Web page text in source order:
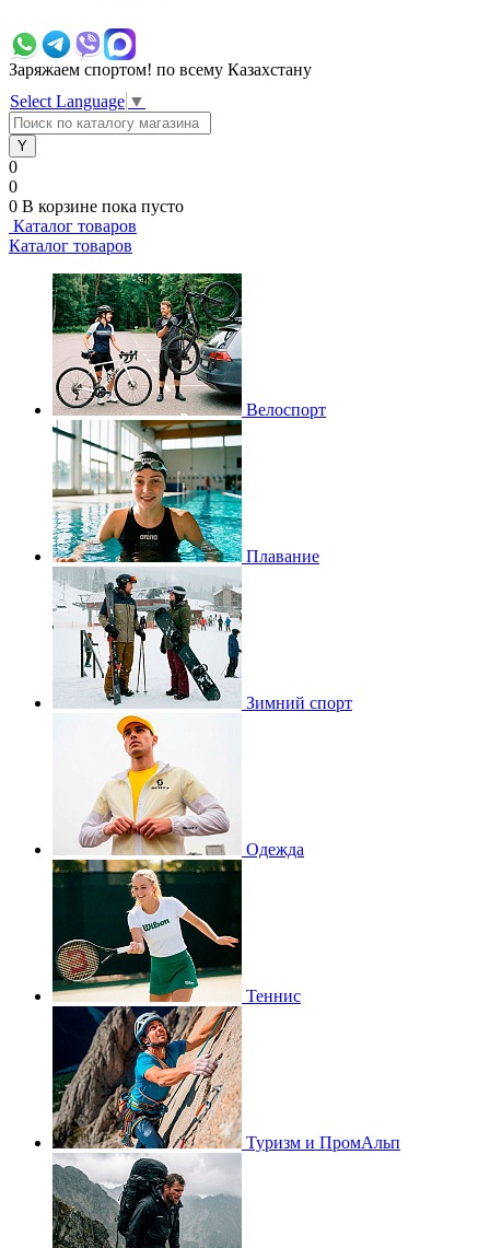
Заряжаем спортом! по всему Казахстану
Select Language ▼
0
0
0 В корзине пока пусто
Каталог товаров
Каталог товаров
Велоспорт
Плавание
Зимний спорт
Одежда
Теннис
Туризм и ПромАльп